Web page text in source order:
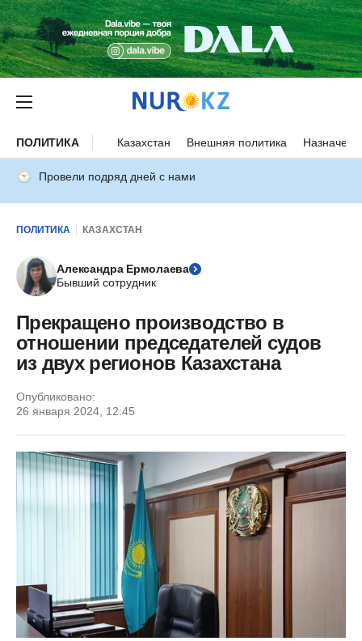
ПОЛИТИКА Казахстан Внешняя политика
Провели подряд дней с нами
ПОЛИТИКА КАЗАХСТАН
Александра Ермолаева
Бывший сотрудник
Прекращено производство в
отношении председателей судов
из двух регионов Казахстана
Опубликовано:
26 января 2024, 12:45